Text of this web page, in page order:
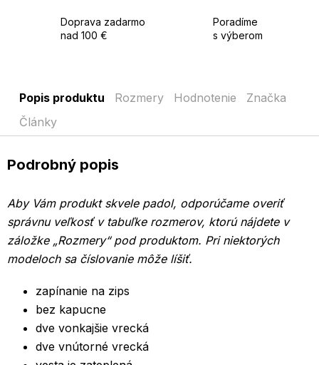
Doprava zadarmo
nad 100 €
Poradíme
s výberom
Popis produktu Rozmery Hodnotenie
Značka
Články
Podrobný popis
Aby Vám produkt skvele padol, odporúčame overiť
správnu veľkosť v tabuľke rozmerov, ktorú nájdete v
záložke „Rozmery“ pod produktom. Pri niektorých
modeloch sa číslovanie môže líšiť.
zapínanie na zips
bez kapucne
dve vonkajšie vrecká
dve vnútorné vrecká